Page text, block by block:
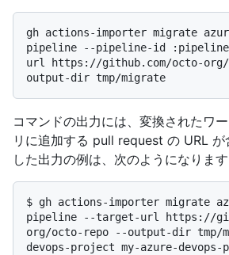
gh actions-importer migrate
pipeline --pipeline-id
url https://github.com/octo-
コマンドの出力には、変換されたワ
リに追加する pull request の URL が
した出力の例は、次のようになります
$ gh actions-importer migrate
pipeline --target-url https://
org/octo-repo --output-dir tmp/
devops-project my-azure-devops-